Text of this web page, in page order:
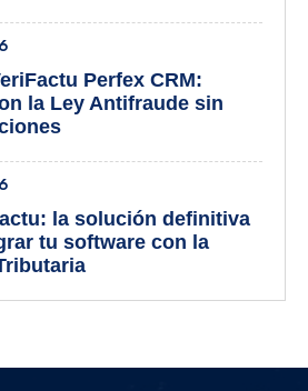
Perfex CRM:
la Ley Antifraude sin
la solución definitiva
tu software con la